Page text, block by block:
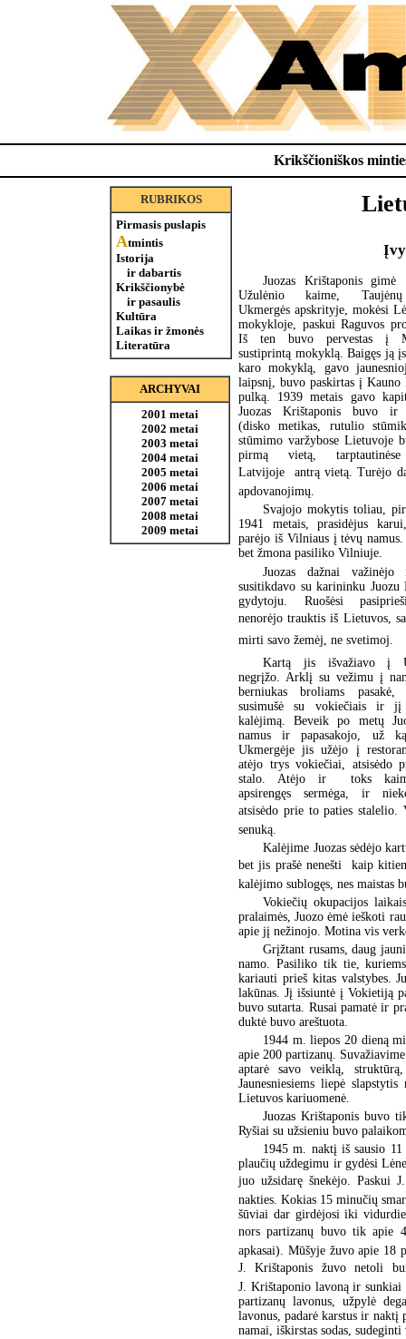
Krikščioniškos
RUBRIKOS
Pirmasis puslapis
Atmintis
Istorija
ir dabartis
Krikščionybė
ir pasaulis
Kultūra
Laikas ir žmonės
Literatūra
ARCHYVAI
2001 metai
2002 metai
2003 metai
2004 metai
2005 metai
2006 metai
2007 metai
2008 metai
2009 metai
Juozas Krištaponis gimė
Užulėnio kaime,
Ukmergės apskrityje, mokėsi
mokykloje, paskui Raguvos
Iš ten buvo pervestas į
sustiprintą mokyklą. Baigęs ją
karo mokyklą, gavo
laipsnį, buvo paskirtas į
pulką. 1939 metais gavo
Juozas Krištaponis buvo ir
(disko metikas, rutulio
stūmimo varžybose Lietuvoje
pirmą vietą, tarptautinėse
Latvijoje  antrą vietą. Turėjo
apdovanojimų.
Svajojo mokytis toliau,
1941 metais, prasidėjus
parėjo iš Vilniaus į tėvų namus.
bet žmona pasiliko Vilniuje.
Juozas dažnai važinėjo
susitikdavo su karininku Juozu
gydytoju. Ruošėsi
nenorėjo trauktis iš Lietuvos,
mirti savo žemėj, ne svetimoj.
Kartą jis išvažiavo į
negrįžo. Arklį su vežimu į
berniukas broliams pasakė,
susimušė su vokiečiais ir
kalėjimą. Beveik po metų
namus ir papasakojo, už
Ukmergėje jis užėjo į
atėjo trys vokiečiai, atsisėdo
stalo. Atėjo ir toks
apsirengęs sermėga, ir
atsisėdo prie to paties stalelio.
senuką.
Kalėjime Juozas sėdėjo
bet jis prašė nenešti  kaip
kalėjimo sublogęs, nes maistas
Vokiečių okupacijos
pralaimės, Juozo ėmė ieškoti
apie jį nežinojo. Motina vis
Grįžtant rusams, daug
namo. Pasiliko tik tie,
kariauti prieš kitas valstybes.
lakūnas. Jį išsiuntė į Vokietiją
buvo sutarta. Rusai pamatė ir
duktė buvo areštuota.
1944 m. liepos 20 dieną
apie 200 partizanų.
aptarė savo veiklą,
Jaunesniesiems liepė
Lietuvos kariuomenė.
Juozas Krištaponis buvo
Ryšiai su užsieniu buvo
1945 m. naktį iš sausio
plaučių uždegimu ir gydėsi
juo užsidarę šnekėjo. Paskui
nakties. Kokias 15 minučių
šūviai dar girdėjosi iki
nors partizanų buvo tik apie
apkasai). Mūšyje žuvo apie 18
J. Krištaponis žuvo netoli
J. Krištaponio lavoną ir
partizanų lavonus, užpylė
lavonus, padarė karstus ir naktį
namai, iškirstas sodas,